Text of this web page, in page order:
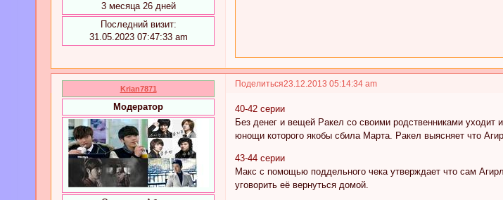
3 месяца 26 дней
Последний визит:
31.05.2023 07:47:33 am
Поделиться23.12.2013 05:14:34 am
Krian7871
Модератор
40-42 серии
Без денег и вещей Ракел со своими родственниками уходит
юнощи которого якобы сбила Марта. Ракел выясняет что
43-44 серии
Макс с помощью поддельного чека утверждает что сам
уговорить её вернуться домой.